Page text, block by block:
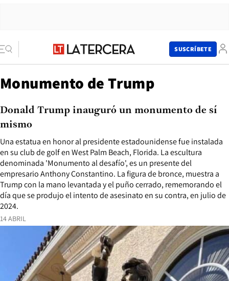
SUSCRÍBETE
Monumento de Trump
14 ABRIL
Una estatua en honor al presidente estadounidense fue instalada
en su club de golf en West Palm Beach, Florida. La escultura
denominada 'Monumento al desafío', es un presente del
empresario Anthony Constantino. La figura de bronce, muestra a
Trump con la mano levantada y el puño cerrado, rememorando el
día que se produjo el intento de asesinato en su contra, en julio de
2024.
Donald Trump inauguró un monumento de sí
mismo